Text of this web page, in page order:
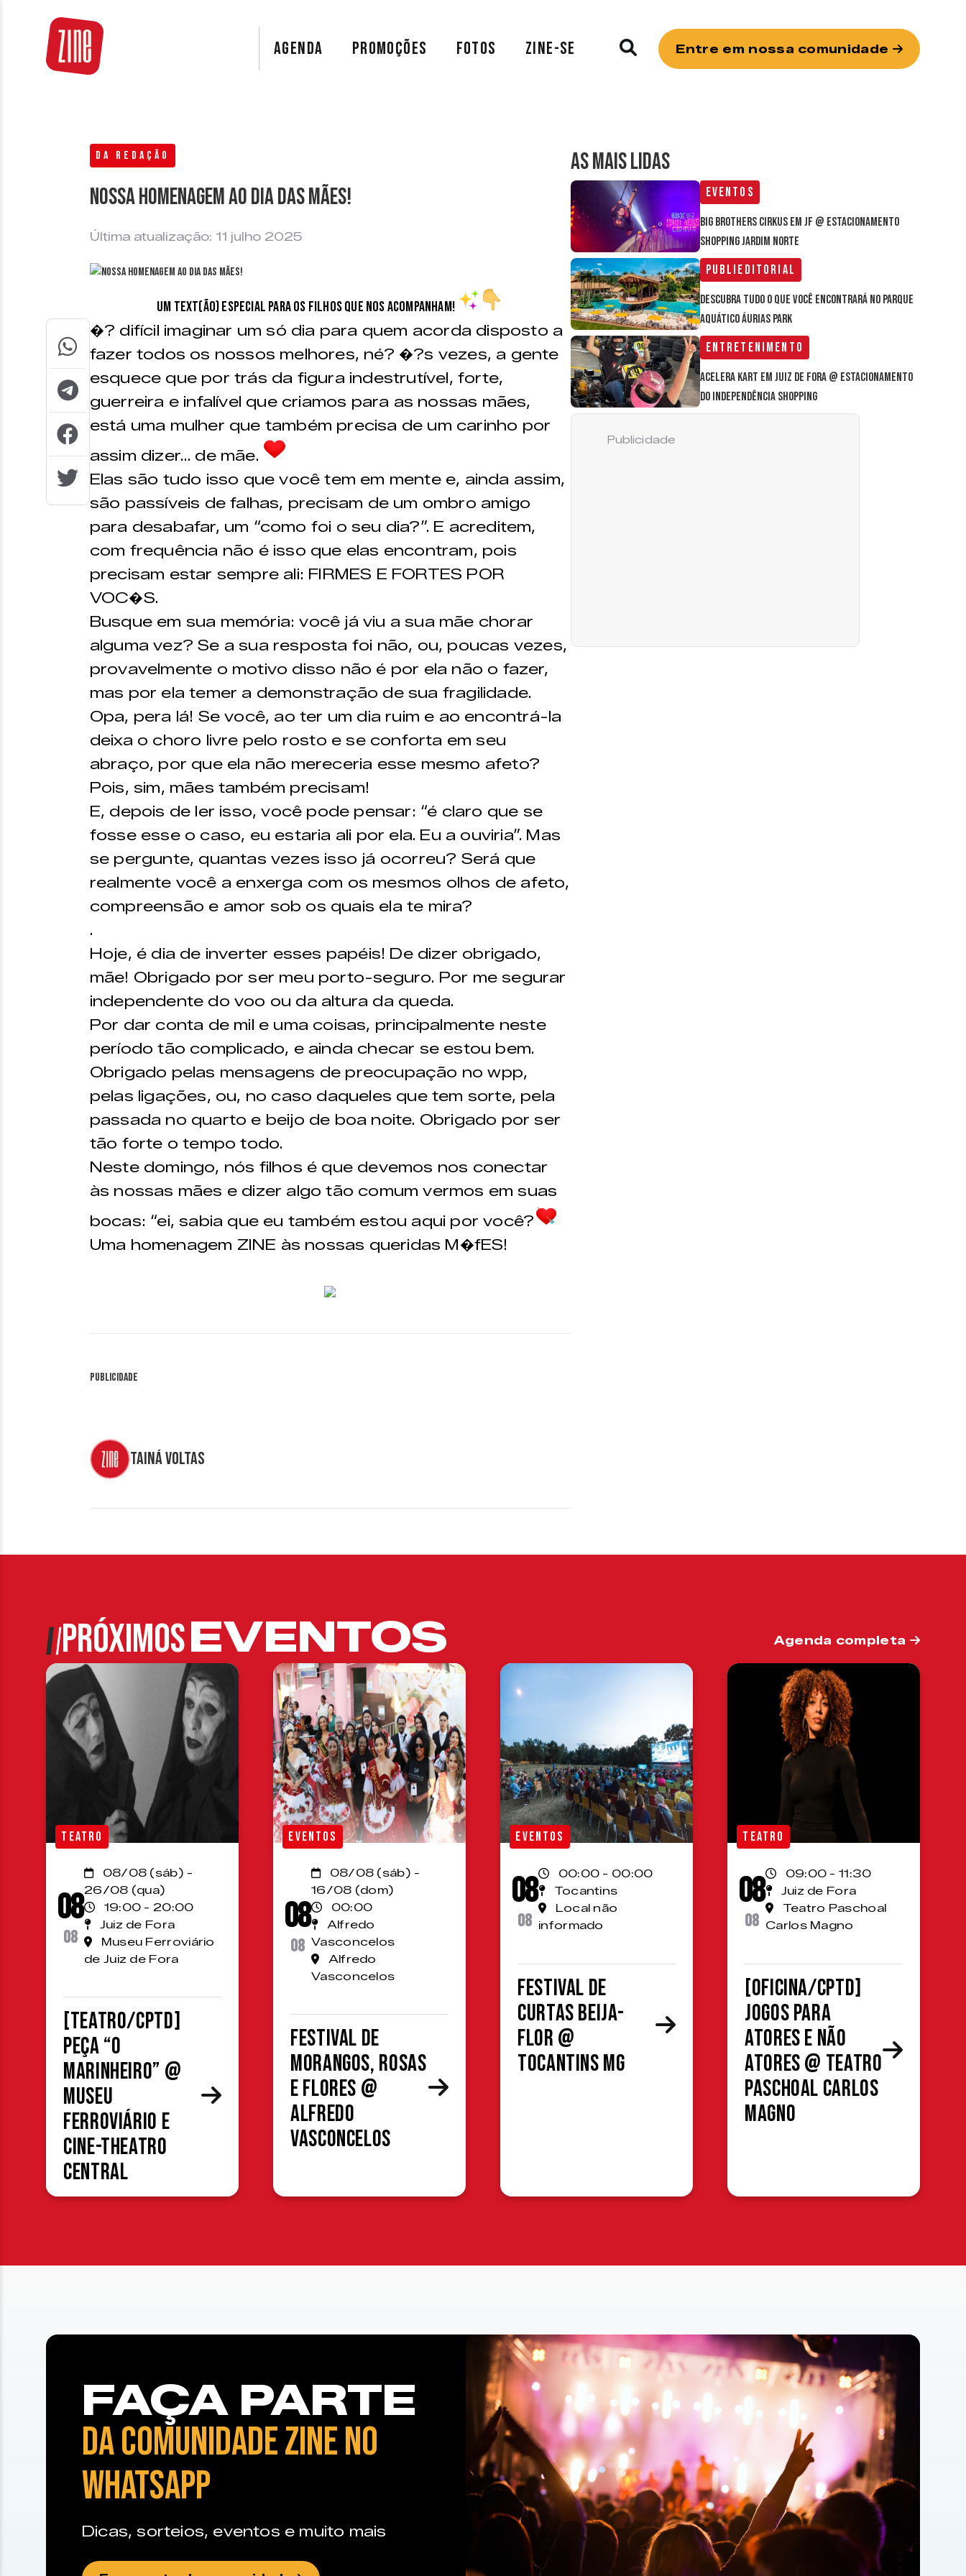
AGENDA PROMOÇÕES FOTOS ZINE-SE Entre em nossa comunidade
DA REDAÇÃO
Nossa homenagem ao Dia das Mães!
Última atualização: 11 julho 2025
Um text(ão) especial para os filhos que nos acompanham!
�? difícil imaginar um só dia para quem acorda disposto a
fazer todos os nossos melhores, né? �?s vezes, a gente
esquece que por trás da figura indestrutível, forte,
guerreira e infalível que criamos para as nossas mães,
está uma mulher que também precisa de um carinho por
assim dizer… de mãe.
Elas são tudo isso que você tem em mente e, ainda assim,
são passíveis de falhas, precisam de um ombro amigo
para desabafar, um “como foi o seu dia?”. E acreditem,
com frequência não é isso que elas encontram, pois
precisam estar sempre ali: FIRMES E FORTES POR
VOC�S.
Busque em sua memória: você já viu a sua mãe chorar
alguma vez? Se a sua resposta foi não, ou, poucas vezes,
provavelmente o motivo disso não é por ela não o fazer,
mas por ela temer a demonstração de sua fragilidade.
Opa, pera lá! Se você, ao ter um dia ruim e ao encontrá-la
deixa o choro livre pelo rosto e se conforta em seu
abraço, por que ela não mereceria esse mesmo afeto?
Pois, sim, mães também precisam!
E, depois de ler isso, você pode pensar: “é claro que se
fosse esse o caso, eu estaria ali por ela. Eu a ouviria”. Mas
se pergunte, quantas vezes isso já ocorreu? Será que
realmente você a enxerga com os mesmos olhos de afeto,
compreensão e amor sob os quais ela te mira?
.
Hoje, é dia de inverter esses papéis! De dizer obrigado,
mãe! Obrigado por ser meu porto-seguro. Por me segurar
independente do voo ou da altura da queda.
Por dar conta de mil e uma coisas, principalmente neste
período tão complicado, e ainda checar se estou bem.
Obrigado pelas mensagens de preocupação no wpp,
pelas ligações, ou, no caso daqueles que tem sorte, pela
passada no quarto e beijo de boa noite. Obrigado por ser
tão forte o tempo todo.
Neste domingo, nós filhos é que devemos nos conectar
às nossas mães e dizer algo tão comum vermos em suas
bocas: “ei, sabia que eu também estou aqui por você?
Uma homenagem ZINE às nossas queridas M�fES!
Publicidade
Tainá Voltas
AS MAIS LIDAS
Eventos
Big Brothers Cirkus em JF @ estacionamento
Shopping Jardim Norte
Publieditorial
Descubra tudo o que você encontrará no parque
aquático Áurias Park
Entretenimento
Acelera Kart em Juiz de Fora @ estacionamento
do Independência Shopping
Publicidade
PRÓXIMOSEVENTOS Agenda completa
TEATRO
08
08
08/08 (sáb) -
26/08 (qua)
19:00 - 20:00
Juiz de Fora
Museu Ferroviário
de Juiz de Fora
[TEATRO/CPTD]
Peça “O
Marinheiro” @
Museu
Ferroviário e
Cine-Theatro
Central
EVENTOS
08
08
08/08 (sáb) -
16/08 (dom)
00:00
Alfredo
Vasconcelos
Alfredo
Vasconcelos
Festival de
Morangos, Rosas
e Flores @
Alfredo
Vasconcelos
EVENTOS
08
08
00:00 - 00:00
Tocantins
Local não
informado
Festival de
Curtas Beija-
Flor @
Tocantins MG
TEATRO
08
08
09:00 - 11:30
Juiz de Fora
Teatro Paschoal
Carlos Magno
[OFICINA/CPTD]
Jogos para
atores e não
atores @ Teatro
Paschoal Carlos
Magno
FAÇA PARTE
DA COMUNIDADE ZINE NO
WHATSAPP
Dicas, sorteios, eventos e muito mais